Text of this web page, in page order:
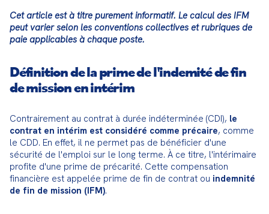
Cet article est à titre purement informatif. Le calcul des IFM
peut varier selon les conventions collectives et rubriques de
paie applicables à chaque poste.
Définition de la prime de l'indemité de fin
de mission en intérim
Contrairement au contrat à durée indéterminée (CDI), le
contrat en intérim est considéré comme précaire, comme
le CDD. En effet, il ne permet pas de bénéficier d'une
sécurité de l'emploi sur le long terme. À ce titre, l'intérimaire
profite d'une prime de précarité. Cette compensation
financière est appelée prime de fin de contrat ou indemnité
de fin de mission (IFM).